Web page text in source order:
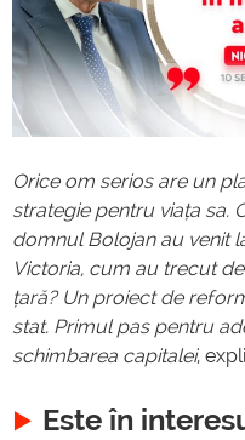
Orice om serios are un
strategie pentru viața sa.
domnul Bolojan au venit
Victoria, cum au trecut
țară? Un proiect de
stat. Primul pas pentru
schimbarea capitalei,
Este în